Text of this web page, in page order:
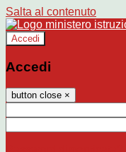
Salta al contenuto
Accedi
Accedi
button close ×